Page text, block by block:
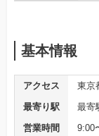
基本情報
アクセス
東京
最寄り駅
最寄
営業時間
9:00